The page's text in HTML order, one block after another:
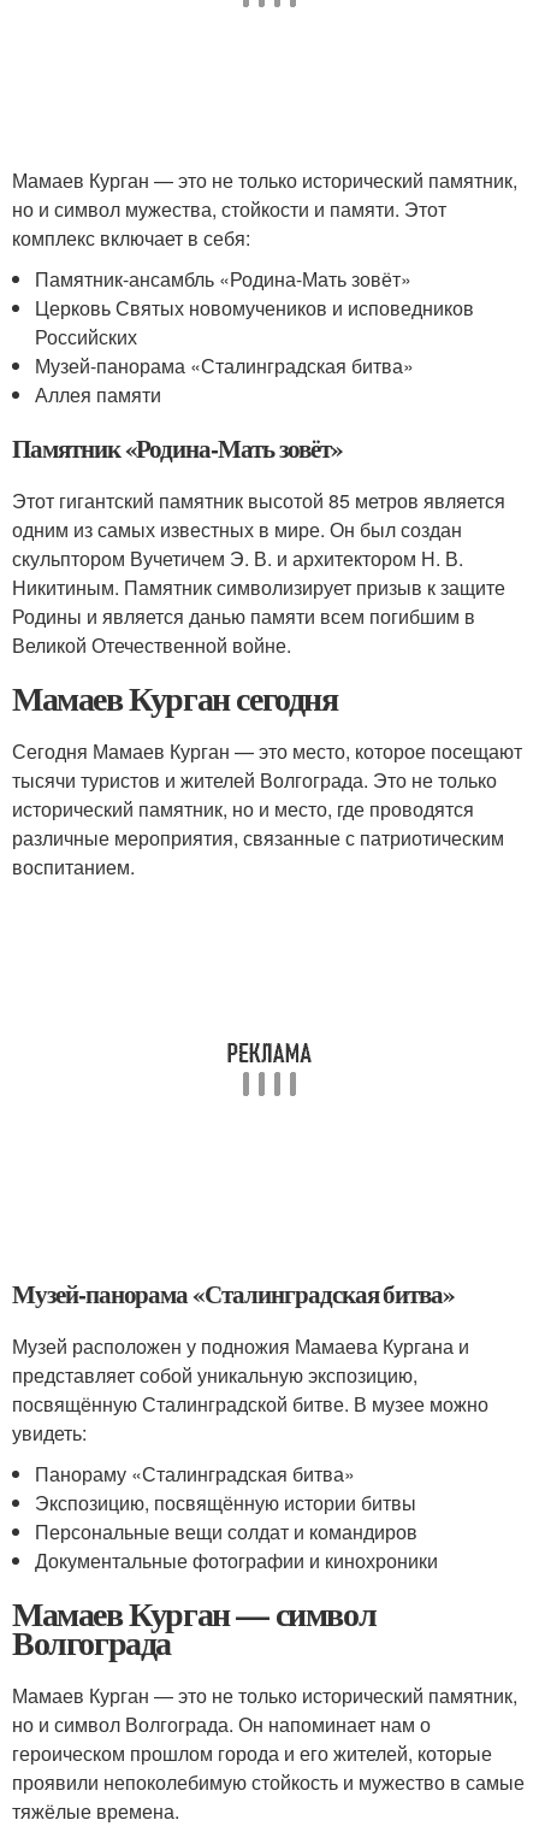
Мамаев Курган — это не только исторический памятник,
но и символ мужества, стойкости и памяти. Этот
комплекс включает в себя:
Памятник-ансамбль «Родина-Мать зовёт»
Церковь Святых новомучеников и исповедников
Российских
Музей-панорама «Сталинградская битва»
Аллея памяти
Памятник «Родина-Мать зовёт»
Этот гигантский памятник высотой 85 метров является
одним из самых известных в мире. Он был создан
скульптором Вучетичем Э. В. и архитектором Н. В.
Никитиным. Памятник символизирует призыв к защите
Родины и является данью памяти всем погибшим в
Великой Отечественной войне.
Мамаев Курган сегодня
Сегодня Мамаев Курган — это место, которое посещают
тысячи туристов и жителей Волгограда. Это не только
исторический памятник, но и место, где проводятся
различные мероприятия, связанные с патриотическим
воспитанием.
Музей-панорама «Сталинградская битва»
Музей расположен у подножия Мамаева Кургана и
представляет собой уникальную экспозицию,
посвящённую Сталинградской битве. В музее можно
увидеть:
Панораму «Сталинградская битва»
Экспозицию, посвящённую истории битвы
Персональные вещи солдат и командиров
Документальные фотографии и кинохроники
Мамаев Курган — символ
Волгограда
Мамаев Курган — это не только исторический памятник,
но и символ Волгограда. Он напоминает нам о
героическом прошлом города и его жителей, которые
проявили непоколебимую стойкость и мужество в самые
тяжёлые времена.